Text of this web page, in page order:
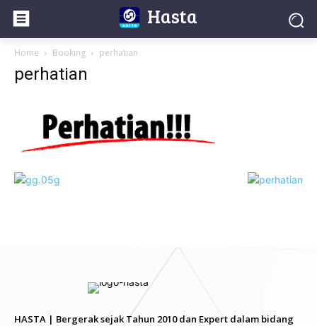
Hasta
Home Booking perhatian
perhatian
HASTA | Bergerak sejak Tahun 2010 dan Expert dalam bidang